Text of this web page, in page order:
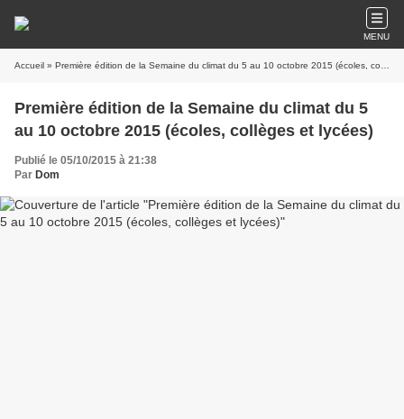
MENU
Accueil » Première édition de la Semaine du climat du 5 au 10 octobre 2015 (écoles, collèges et lycées)
Première édition de la Semaine du climat du 5
au 10 octobre 2015 (écoles, collèges et lycées)
Publié le 05/10/2015 à 21:38
Par Dom